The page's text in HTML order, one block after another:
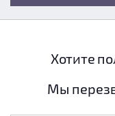
Хотите
Мы